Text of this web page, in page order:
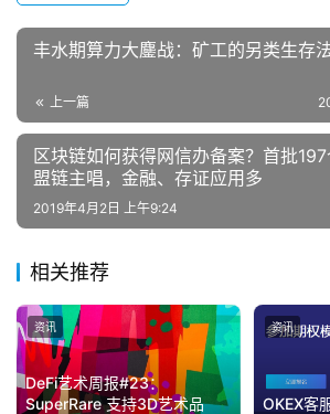
丰水期算力大鏖战：矿工的另类生存
上一篇
区块链如何获得网信办备案？首批
盟链主唱，金融、存证应用多
2019年4月2日 上午9:24
相关推荐
DeFi艺术周报#23：
SuperRare 支持3D艺术品
资讯
OKEX客
资讯